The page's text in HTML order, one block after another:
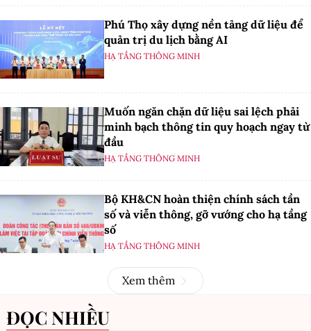
Phú Thọ xây dựng nền tảng dữ liệu để
quản trị du lịch bằng AI
HẠ TẦNG THÔNG MINH
Muốn ngăn chặn dữ liệu sai lệch phải
minh bạch thông tin quy hoạch ngay từ
đầu
HẠ TẦNG THÔNG MINH
Bộ KH&CN hoàn thiện chính sách tần
số và viễn thông, gỡ vướng cho hạ tầng
số
HẠ TẦNG THÔNG MINH
Xem thêm
ĐỌC NHIỀU